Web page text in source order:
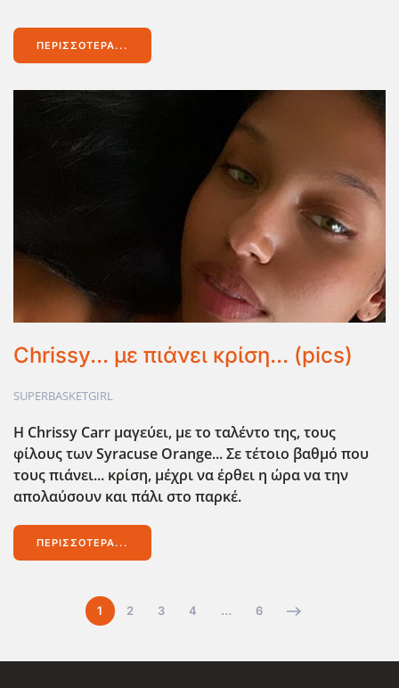
ΠΕΡΙΣΣΌΤΕΡΑ...
Chrissy... με πιάνει κρίση... (pics)
SUPERBASKETGIRL
Η Chrissy Carr μαγεύει, με το ταλέντο της, τους
φίλους των Syracuse Orange... Σε τέτοιο βαθμό που
τους πιάνει... κρίση, μέχρι να έρθει η ώρα να την
απολαύσουν και πάλι στο παρκέ.
ΠΕΡΙΣΣΌΤΕΡΑ...
1 2 3 4 … 6